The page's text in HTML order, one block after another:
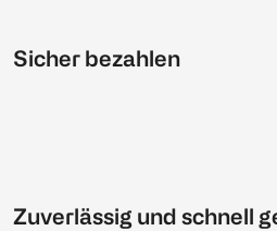
Sicher bezahlen
Zuverlässig und schnell